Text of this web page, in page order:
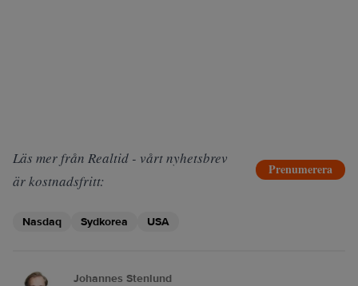
Läs mer från Realtid - vårt nyhetsbrev
är kostnadsfritt:
Prenumerera
Nasdaq Sydkorea USA
Johannes Stenlund